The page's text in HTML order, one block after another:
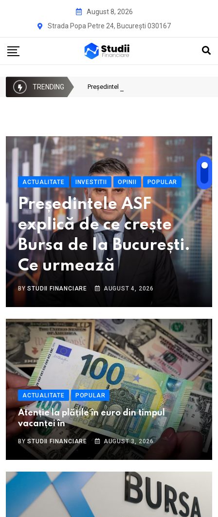
August 8, 2026
Strada Popa Petre 24, București 030167
TRENDING Președintele ASF explică de ce crește Bursa
ACTUALITATE INVESTITII OPINII POPULAR
Președintele ASF
explică de ce crește
Bursa de la București.
Ce urmează
BYSTUDII FINANCIARE AUGUST 4, 2026
ACTUALITATE POPULAR
Atenție la plățile în euro din timpul
vacanței în
BYSTUDII FINANCIARE AUGUST 3, 2026